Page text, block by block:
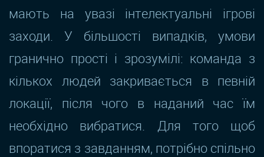
мають на увазі інтелектуальні ігрові
заходи. У більшості випадків, умови
гранично прості і зрозумілі: команда з
кількох людей закривається в певній
локації, після чого в наданий час їм
необхідно вибратися. Для того щоб
впоратися з завданням, потрібно спільно